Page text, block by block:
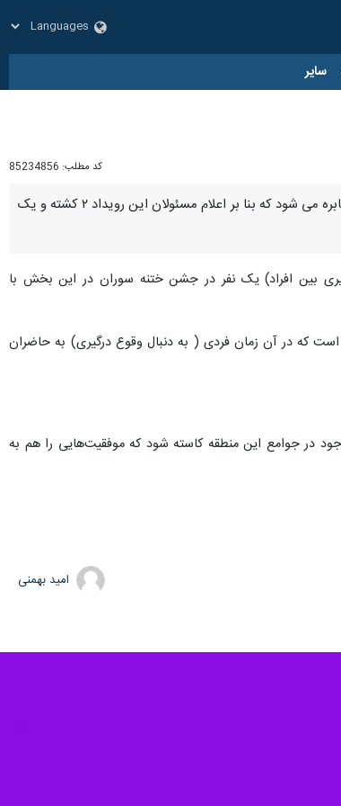
سایر
کد مطلب: 85234856